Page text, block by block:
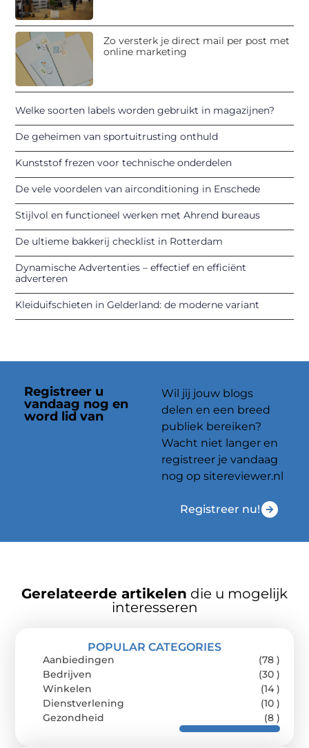
Zo versterk je direct mail per post met
online marketing
Welke soorten labels worden gebruikt in magazijnen?
De geheimen van sportuitrusting onthuld
Kunststof frezen voor technische onderdelen
De vele voordelen van airconditioning in Enschede
Stijlvol en functioneel werken met Ahrend bureaus
De ultieme bakkerij checklist in Rotterdam
Dynamische Advertenties – effectief en efficiënt
adverteren
Kleiduifschieten in Gelderland: de moderne variant
Registreer u
vandaag nog en
word lid van
Wil jij jouw blogs
delen en een breed
publiek bereiken?
Wacht niet langer en
registreer je vandaag
nog op sitereviewer.nl
Registreer nu!
Gerelateerde artikelen die u mogelijk
interesseren
POPULAR CATEGORIES
Aanbiedingen
(78 )
Bedrijven
(30 )
Winkelen
(14 )
Dienstverlening
(10 )
Gezondheid
(8 )